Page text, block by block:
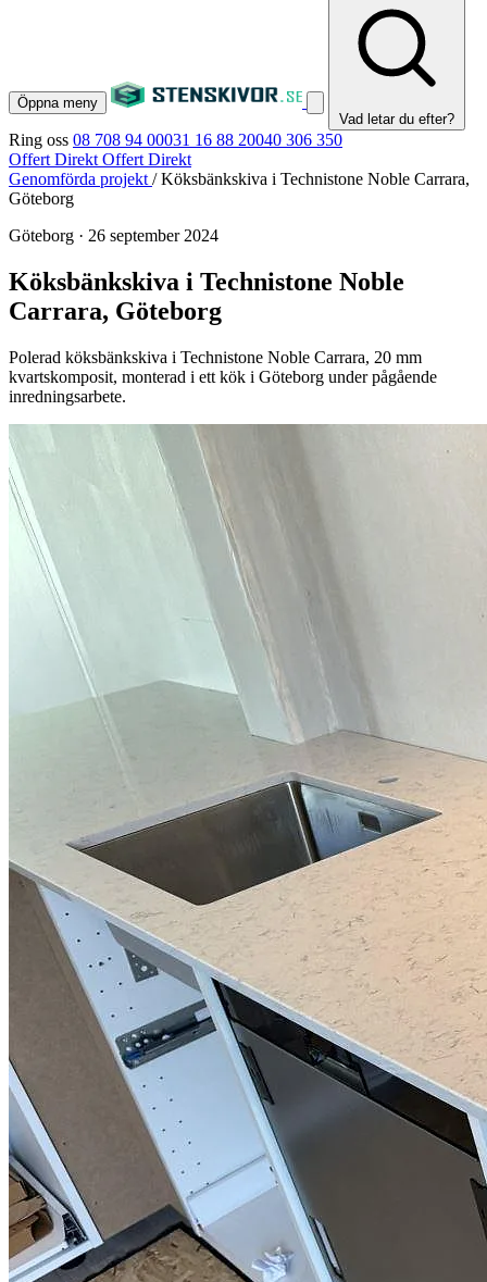
Öppna meny
Vad letar du efter?
Ring oss 08 708 94 00031 16 88 20040 306 350
Offert Direkt Offert Direkt
Genomförda projekt / Köksbänkskiva i Technistone Noble Carrara,
Göteborg
Göteborg · 26 september 2024
Köksbänkskiva i Technistone Noble
Carrara, Göteborg
Polerad köksbänkskiva i Technistone Noble Carrara, 20 mm
kvartskomposit, monterad i ett kök i Göteborg under pågående
inredningsarbete.